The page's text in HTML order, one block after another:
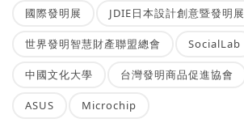
國際發明展 JDIE日本設計創意暨發明展
世界發明智慧財產聯盟總會 SocialLab
中國文化大學 台灣發明商品促進協會
ASUS Microchip